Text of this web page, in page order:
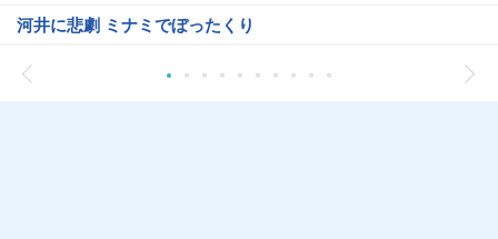
河井に悲劇 ミナミでぼったくり